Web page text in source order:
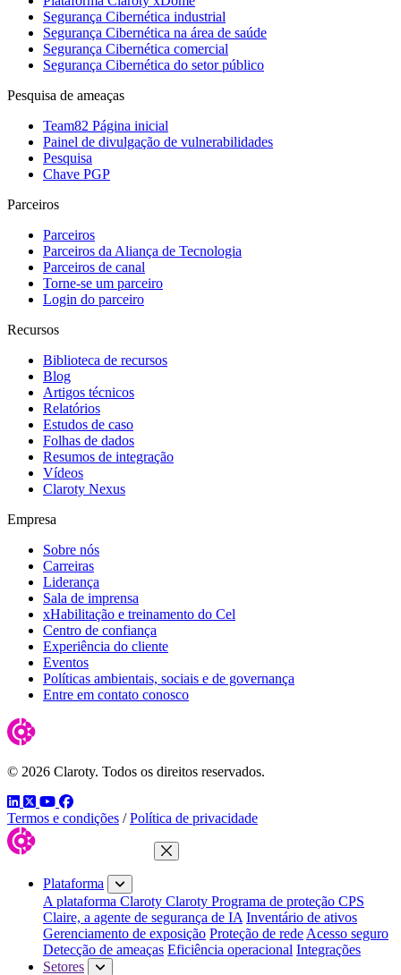
Segurança Cibernética industrial
Segurança Cibernética na área de saúde
Segurança Cibernética comercial
Segurança Cibernética do setor público
Pesquisa de ameaças
Team82 Página inicial
Painel de divulgação de vulnerabilidades
Pesquisa
Chave PGP
Parceiros
Parceiros
Parceiros da Aliança de Tecnologia
Parceiros de canal
Torne-se um parceiro
Login do parceiro
Recursos
Biblioteca de recursos
Blog
Artigos técnicos
Relatórios
Estudos de caso
Folhas de dados
Resumos de integração
Vídeos
Claroty Nexus
Empresa
Sobre nós
Carreiras
Liderança
Sala de imprensa
xHabilitação e treinamento do Cel
Centro de confiança
Experiência do cliente
Eventos
Políticas ambientais, sociais e de governança
Entre em contato conosco
© 2026 Claroty. Todos os direitos reservados.
LinkedIn
TwitterYouTube
Facebook
Termos e condições / Política de privacidade
Fechar menu
Plataforma
A plataforma Claroty Claroty Programa de proteção CPS
Claire, a agente de segurança de IA Inventário de ativos
Gerenciamento de exposição Proteção de rede Acesso seguro
Detecção de ameaças Eficiência operacional Integrações
Setores